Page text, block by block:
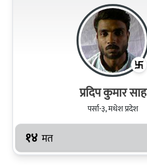
प्रदिप कुमार साह
पर्सा-३, मधेश प्रदेश
१४ मत